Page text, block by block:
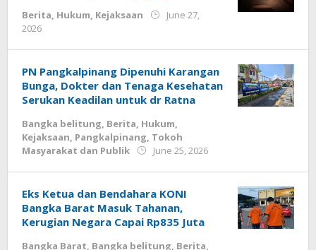
Berita, Hukum, Kejaksaan
June 27,
2026
PN Pangkalpinang Dipenuhi Karangan
Bunga, Dokter dan Tenaga Kesehatan
Serukan Keadilan untuk dr Ratna
Bangka belitung, Berita, Hukum,
Kejaksaan, Pangkalpinang, Tokoh
Masyarakat dan Publik
June 25, 2026
Eks Ketua dan Bendahara KONI
Bangka Barat Masuk Tahanan,
Kerugian Negara Capai Rp835 Juta
Bangka Barat, Bangka belitung, Berita,